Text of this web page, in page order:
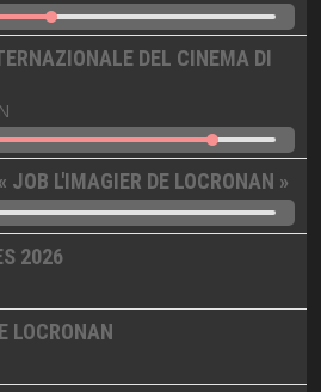
DEL CINEMA DI
JOB L'IMAGIER DE LOCRONAN »
2026
LOCRONAN